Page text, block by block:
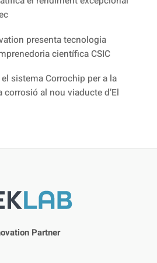
presenta tecnologia
científica CSIC
sistema Corrochip per a la
al nou viaducte d’El
Partner